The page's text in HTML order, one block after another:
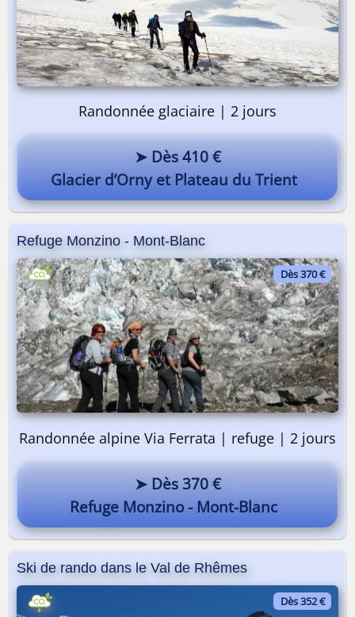
Randonnée glaciaire | 2 jours
➤ Dès 410 €
Glacier d’Orny et Plateau du Trient
Refuge Monzino - Mont-Blanc
Dès 370 €
Randonnée alpine Via Ferrata | refuge | 2 jours
➤ Dès 370 €
Refuge Monzino - Mont-Blanc
Ski de rando dans le Val de Rhêmes
Dès 352 €